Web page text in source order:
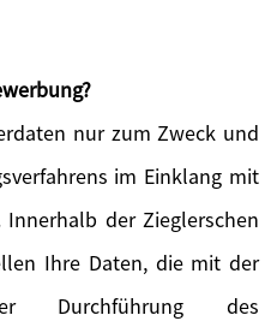
nur zum Zweck und
im Einklang mit
der Zieglerschen
Ihre Daten, die mit der
Durchführung des